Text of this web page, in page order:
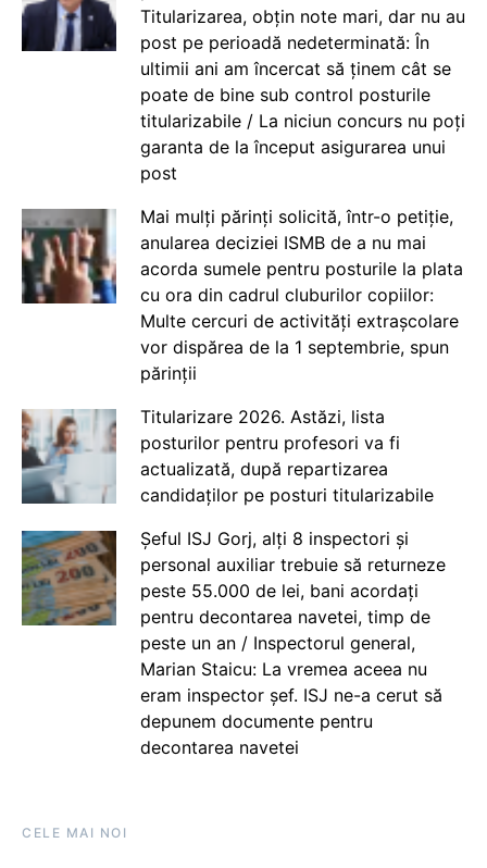
Titularizarea, obțin note mari, dar nu au
post pe perioadă nedeterminată: În
ultimii ani am încercat să ținem cât se
poate de bine sub control posturile
titularizabile / La niciun concurs nu poți
garanta de la început asigurarea unui
post
Mai mulți părinți solicită, într-o petiție,
anularea deciziei ISMB de a nu mai
acorda sumele pentru posturile la plata
cu ora din cadrul cluburilor copiilor:
Multe cercuri de activități extrașcolare
vor dispărea de la 1 septembrie, spun
părinții
Titularizare 2026. Astăzi, lista
posturilor pentru profesori va fi
actualizată, după repartizarea
candidaților pe posturi titularizabile
Șeful ISJ Gorj, alți 8 inspectori și
personal auxiliar trebuie să returneze
peste 55.000 de lei, bani acordați
pentru decontarea navetei, timp de
peste un an / Inspectorul general,
Marian Staicu: La vremea aceea nu
eram inspector șef. ISJ ne-a cerut să
depunem documente pentru
decontarea navetei
CELE MAI NOI